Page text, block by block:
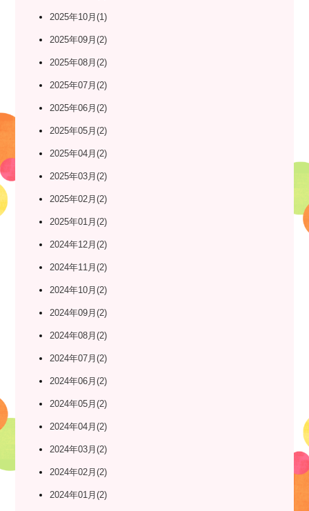
2025年10月(1)
2025年09月(2)
2025年08月(2)
2025年07月(2)
2025年06月(2)
2025年05月(2)
2025年04月(2)
2025年03月(2)
2025年02月(2)
2025年01月(2)
2024年12月(2)
2024年11月(2)
2024年10月(2)
2024年09月(2)
2024年08月(2)
2024年07月(2)
2024年06月(2)
2024年05月(2)
2024年04月(2)
2024年03月(2)
2024年02月(2)
2024年01月(2)